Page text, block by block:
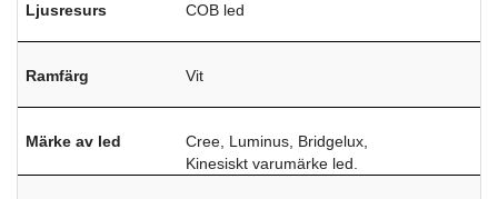
Ljusresurs COB led
Ramfärg Vit
Märke av led
Cree, Luminus, Bridgelux,
Kinesiskt varumärke led.